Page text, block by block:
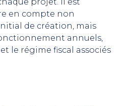
en compte non
de création, mais
annuels,
le régime fiscal associés